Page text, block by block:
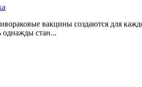
вакцины создаются для
однажды стан...